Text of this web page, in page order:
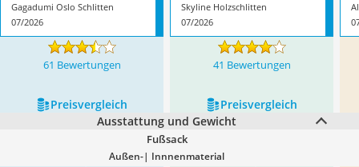
Gagadumi Oslo Schlitten
07/2026
Skyline Holzschlitten
07/2026
61 Bewertungen 41 Bewertungen
Preis­vergleich
Preis­vergleich
Ausstattung und Gewicht
Fußsack
Außen-| Innnenmaterial